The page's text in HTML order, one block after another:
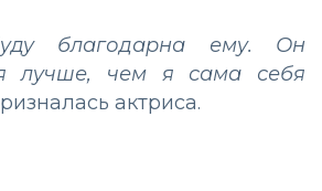
благодарна ему. Он
лучше, чем я сама себя
актриса.